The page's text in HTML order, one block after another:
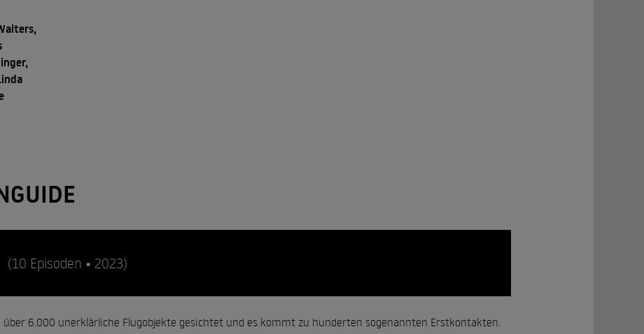
(10 Episoden • 2023)
über 6.000 unerklärliche Flugobjekte gesichtet und es kommt zu hunderten sogenannten Erstkontakten.